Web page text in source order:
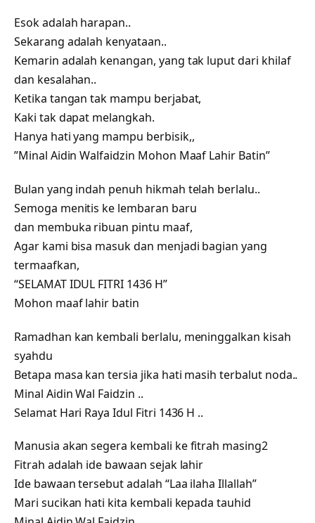
Esok adalah harapan..
Sekarang adalah kenyataan..
Kemarin adalah kenangan, yang tak luput dari khilaf
dan kesalahan..
Ketika tangan tak mampu berjabat,
Kaki tak dapat melangkah.
Hanya hati yang mampu berbisik,,
”Minal Aidin Walfaidzin Mohon Maaf Lahir Batin”
Bulan yang indah penuh hikmah telah berlalu..
Semoga menitis ke lembaran baru
dan membuka ribuan pintu maaf,
Agar kami bisa masuk dan menjadi bagian yang
termaafkan,
“SELAMAT IDUL FITRI 1436 H”
Mohon maaf lahir batin
Ramadhan kan kembali berlalu, meninggalkan kisah
syahdu
Betapa masa kan tersia jika hati masih terbalut noda..
Minal Aidin Wal Faidzin ..
Selamat Hari Raya Idul Fitri 1436 H ..
Manusia akan segera kembali ke fitrah masing2
Fitrah adalah ide bawaan sejak lahir
Ide bawaan tersebut adalah “Laa ilaha Illallah”
Mari sucikan hati kita kembali kepada tauhid